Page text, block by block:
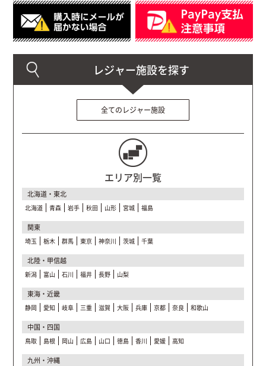
全てのレジャー施設
エリア別一覧
北海道・東北
北海道 青森 岩手 秋田 山形 宮城 福島
関東
埼玉 栃木 群馬 東京 神奈川 茨城 千葉
北陸・甲信越
新潟 富山 石川 福井 長野 山梨
東海・近畿
静岡 愛知 岐阜 三重 滋賀 大阪 兵庫 京都 奈良 和歌山
中国・四国
鳥取 島根 岡山 広島 山口 徳島 香川 愛媛 高知
九州・沖縄